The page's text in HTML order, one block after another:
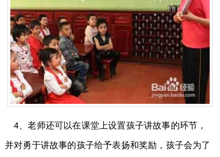
4、老师还可以在课堂上设置孩子讲故事的环节，
并对勇于讲故事的孩子给予表扬和奖励，孩子会为了